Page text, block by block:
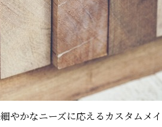
かなニーズに応えるカスタムメ